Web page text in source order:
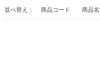
並べ替え： 商品コード 商品名